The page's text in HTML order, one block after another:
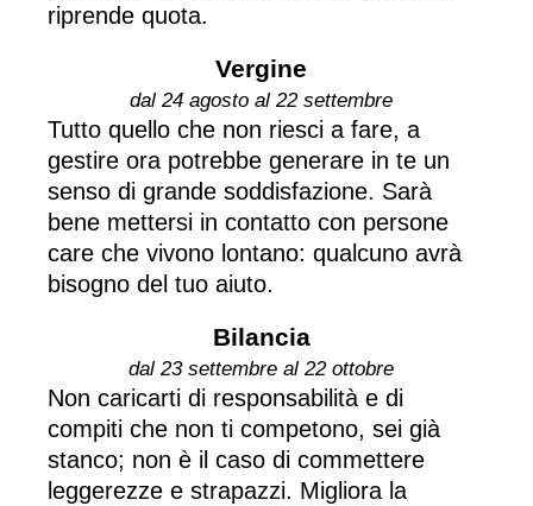
riprende quota.
Vergine
dal 24 agosto al 22 settembre
Tutto quello che non riesci a fare, a
gestire ora potrebbe generare in te un
senso di grande soddisfazione. Sarà
bene mettersi in contatto con persone
care che vivono lontano: qualcuno avrà
bisogno del tuo aiuto.
Bilancia
dal 23 settembre al 22 ottobre
Non caricarti di responsabilità e di
compiti che non ti competono, sei già
stanco; non è il caso di commettere
leggerezze e strapazzi. Migliora la